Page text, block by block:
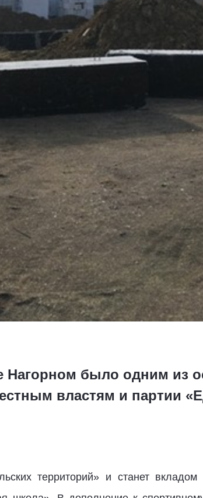
Нагорном было одним из
властям и партии
территорий» и станет